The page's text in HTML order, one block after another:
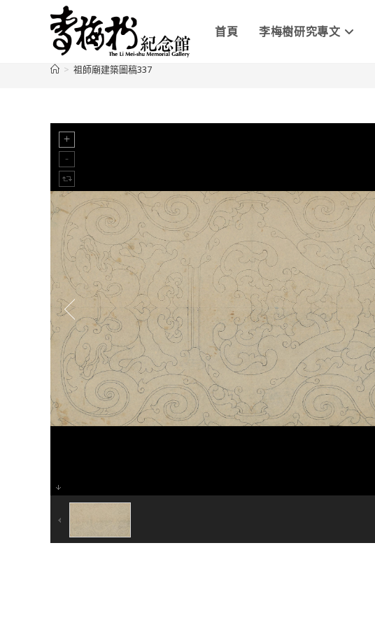
首頁 李梅樹研究專文
> 祖師廟建築圖稿337